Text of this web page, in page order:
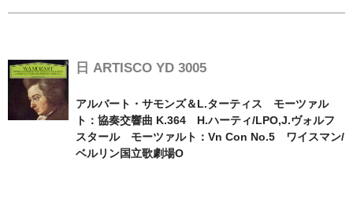
日 ARTISCO YD 3005
アルバート・サモンズ＆L.ターティス モーツァル
ト：協奏交響曲 K.364 H.ハーティ/LPO,J.ヴォルフ
スタール モーツァルト：Vn Con No.5 ワイスマン/
ベルリン国立歌劇場O